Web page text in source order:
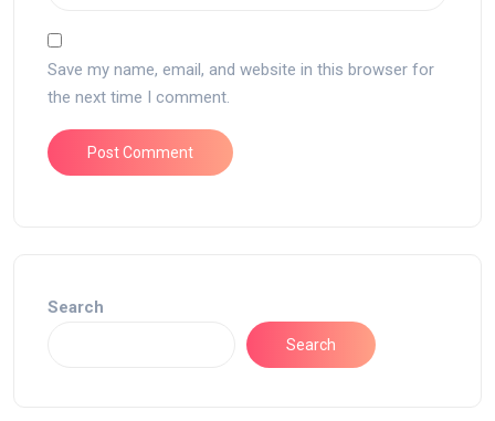
Save my name, email, and website in this browser for
the next time I comment.
Search
Search